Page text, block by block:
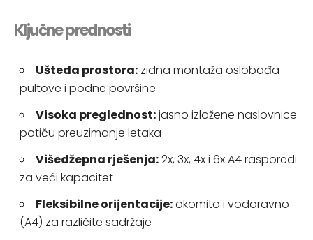
Ključne prednosti
Ušteda prostora: zidna montaža oslobađa
pultove i podne površine
Visoka preglednost:jasno izložene naslovnice
potiču preuzimanje letaka
Višedžepna rješenja:2x, 3x, 4x i 6x A4 rasporedi
za veći kapacitet
Fleksibilne orijentacije:okomito i vodoravno
(A4) za različite sadržaje